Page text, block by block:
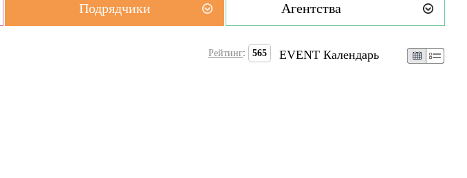
Подрядчики Агентства
Рейтинг: 565 EVENT Календарь